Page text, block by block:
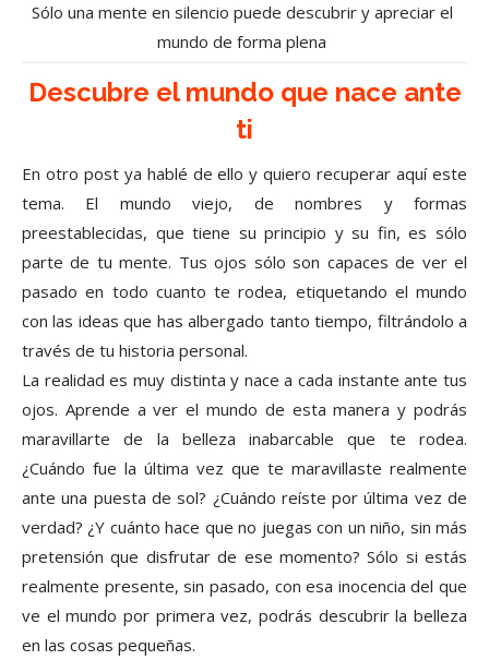
Sólo una mente en silencio puede descubrir y apreciar el
mundo de forma plena
Descubre el mundo que nace ante
ti
En otro post ya hablé de ello y quiero recuperar aquí este
tema. El mundo viejo, de nombres y formas
preestablecidas, que tiene su principio y su fin, es sólo
parte de tu mente. Tus ojos sólo son capaces de ver el
pasado en todo cuanto te rodea, etiquetando el mundo
con las ideas que has albergado tanto tiempo, filtrándolo a
través de tu historia personal.
La realidad es muy distinta y nace a cada instante ante tus
ojos. Aprende a ver el mundo de esta manera y podrás
maravillarte de la belleza inabarcable que te rodea.
¿Cuándo fue la última vez que te maravillaste realmente
ante una puesta de sol? ¿Cuándo reíste por última vez de
verdad? ¿Y cuánto hace que no juegas con un niño, sin más
pretensión que disfrutar de ese momento? Sólo si estás
realmente presente, sin pasado, con esa inocencia del que
ve el mundo por primera vez, podrás descubrir la belleza
en las cosas pequeñas.